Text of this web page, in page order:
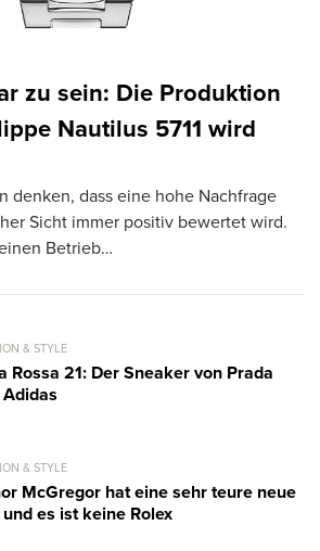
zu sein: Die Produktion
Nautilus 5711 wird
denken, dass eine hohe Nachfrage
Sicht immer positiv bewertet wird.
Betrieb…
& STYLE
Rossa 21: Der Sneaker von Prada
& STYLE
McGregor hat eine sehr teure neue
es ist keine Rolex